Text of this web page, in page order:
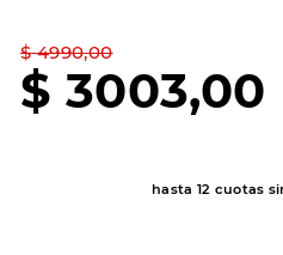
$ 4990,00
$ 3003,00
hasta 12 cuotas
10